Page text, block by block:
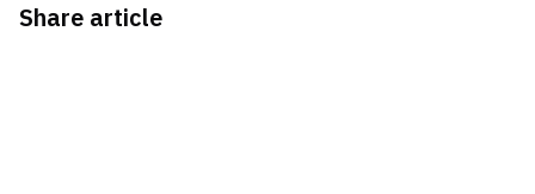
Share article